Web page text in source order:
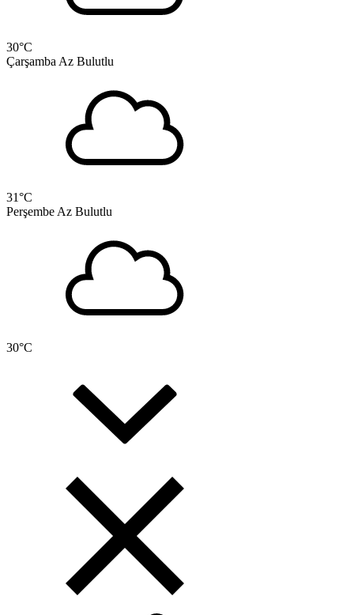
30°C
Çarşamba Az Bulutlu
31°C
Perşembe Az Bulutlu
30°C